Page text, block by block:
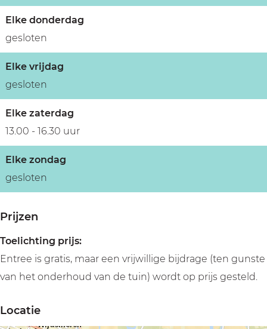
Elke donderdag
gesloten
Elke vrijdag
gesloten
Elke zaterdag
13.00 - 16.30 uur
Elke zondag
gesloten
Prijzen
Toelichting prijs:
Entree is gratis, maar een vrijwillige bijdrage (ten gunste
van het onderhoud van de tuin) wordt op prijs gesteld.
Locatie